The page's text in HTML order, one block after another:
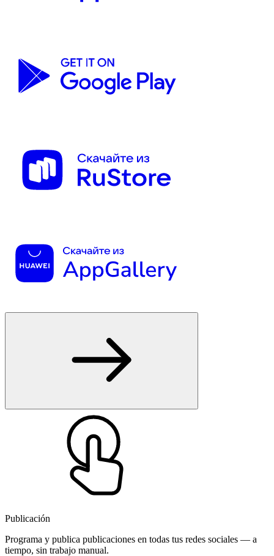
Publicación
Programa y publica publicaciones en todas tus redes sociales — a
tiempo, sin trabajo manual.